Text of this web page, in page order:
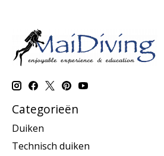
Categorieën
Duiken
Technisch duiken